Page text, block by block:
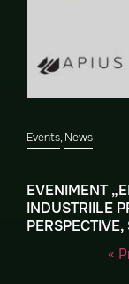
Events, News
EVENIMENT
INDUSTRIILE
PERSPECTIVE,
«